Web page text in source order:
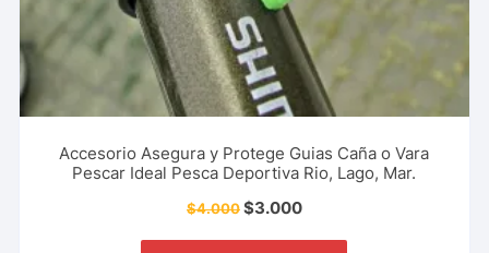
Accesorio Asegura y Protege Guias Caña o Vara
Pescar Ideal Pesca Deportiva Rio, Lago, Mar.
$4.000$3.000